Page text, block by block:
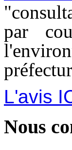
par
L'avis
Nous